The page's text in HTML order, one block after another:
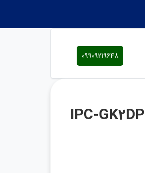
09909219648